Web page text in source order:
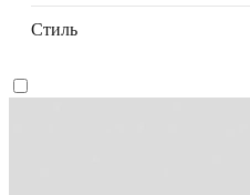
Стиль